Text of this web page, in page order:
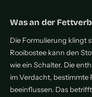
Was an der
Die Formulierung klingt
Rooibostee kann den
wie ein Schalter. Die
im Verdacht, bestimmte
beeinflussen. Das